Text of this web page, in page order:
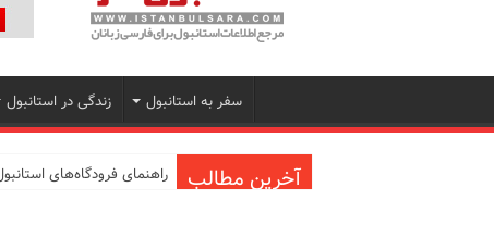
سفر به استانبول زندگی در استانبول
آخرین مطالب
راهنمای فرودگاه‌های